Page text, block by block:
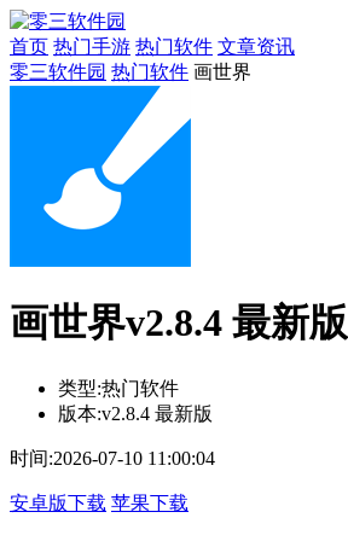
首页 热门手游 热门软件 文章资讯
零三软件园 热门软件 画世界
画世界v2.8.4 最新版
类型:热门软件
版本:v2.8.4 最新版
时间:2026-07-10 11:00:04
安卓版下载 苹果下载